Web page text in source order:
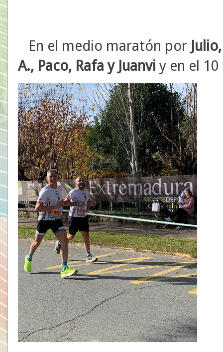
En el medio maratón por
A., Paco, Rafa y Juanvi y en el